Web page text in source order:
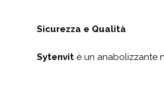
Sicurezza e Qualità
Sytenvit è un anabolizzante